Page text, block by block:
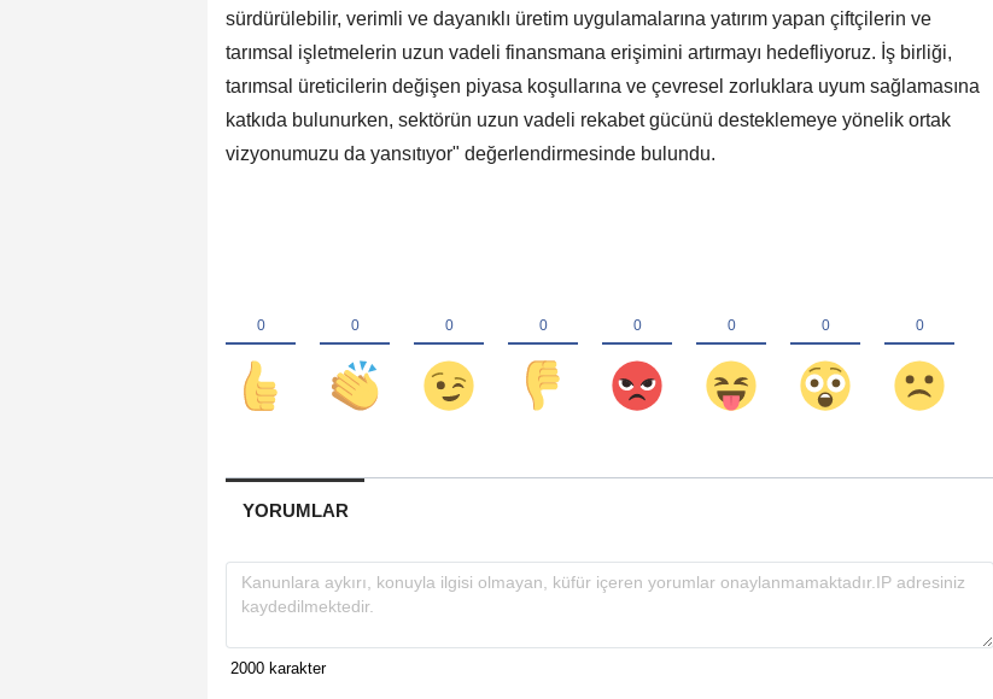
sürdürülebilir, verimli ve dayanıklı üretim uygulamalarına yatırım yapan çiftçilerin ve
tarımsal işletmelerin uzun vadeli finansmana erişimini artırmayı hedefliyoruz. İş birliği,
tarımsal üreticilerin değişen piyasa koşullarına ve çevresel zorluklara uyum sağlamasına
katkıda bulunurken, sektörün uzun vadeli rekabet gücünü desteklemeye yönelik ortak
vizyonumuzu da yansıtıyor" değerlendirmesinde bulundu.
YORUMLAR